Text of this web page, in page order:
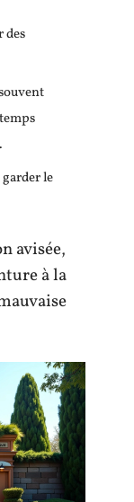
des
le
avisée,
à la